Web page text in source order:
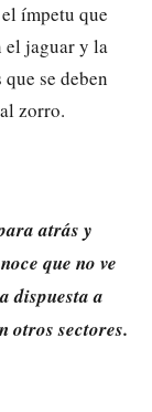
ímpetu que
el jaguar y la
se deben
zorro.
atrás y
que no ve
dispuesta a
otros sectores.